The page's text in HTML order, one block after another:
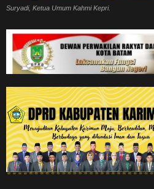
Suryadi, Ketua Umum Kahmi Kepri.